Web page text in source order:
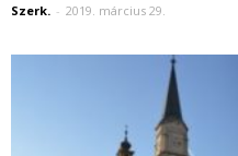
Szerk. - 2019. március 29.